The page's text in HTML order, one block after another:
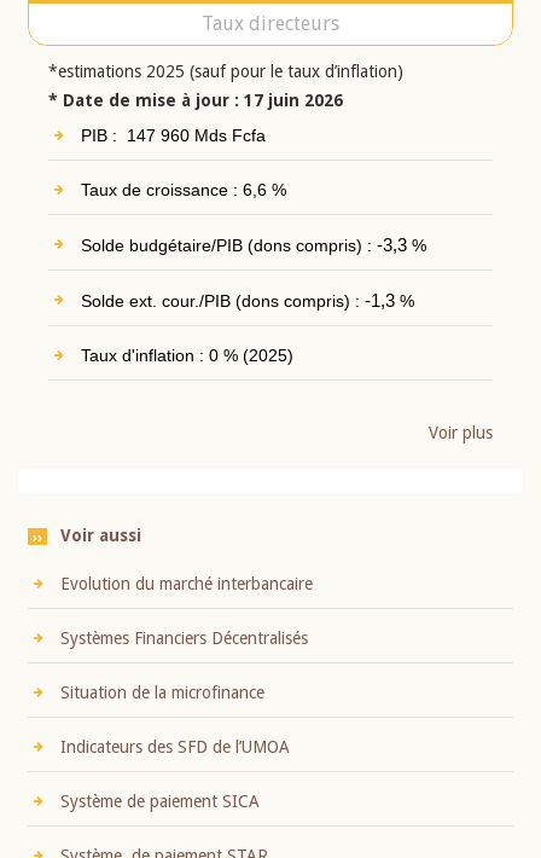
Taux directeurs
*estimations 2025 (sauf pour le taux d’inflation)
* Date de mise à jour : 17 juin 2026
PIB : 147 960 Mds Fcfa
Taux de croissance : 6,6 %
Solde budgétaire/PIB (dons compris) : -3,3%
Solde ext. cour./PIB (dons compris) : -1,3%
Taux d'inflation : 0 % (2025)
Voir plus
Voir aussi
Evolution du marché interbancaire
Systèmes Financiers Décentralisés
Situation de la microfinance
Indicateurs des SFD de l’UMOA
Système de paiement SICA